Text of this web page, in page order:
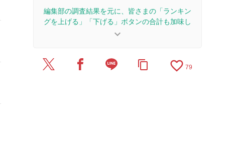
編集部の調査結果を元に、皆さまの「ランキン
グを上げる」「下げる」ボタンの合計も加味し
2025/8/5：2本のレビューを追加・更新。
keyboard_arrow_down
content_copy favorite_border 79